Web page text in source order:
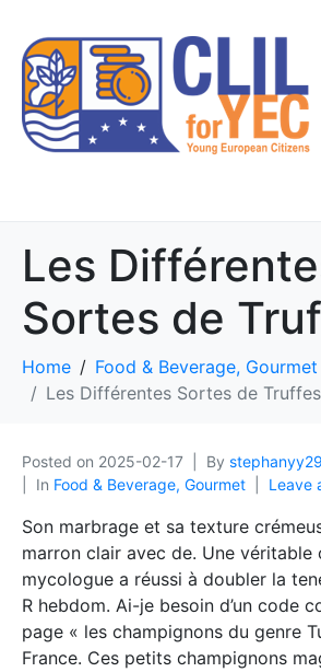
Les
Sortes de
Home
Food & Beverage, Gourmet
Les Différentes Sortes de Truffes
Posted on 2025-02-17 By stephanyy29
In Food & Beverage, Gourmet Leave
Son marbrage et sa texture
marron clair avec de. Une
mycologue a réussi à doubler la
R hebdom. Ai-je besoin d’un code
page « les champignons du genre
France. Ces petits champignons